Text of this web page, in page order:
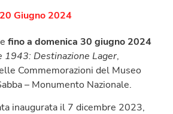
Giugno 2024
fino a domenica 30 giugno 2024
1943: Destinazione Lager,
Commemorazioni del Museo
– Monumento Nazionale.
il 7 dicembre 2023,